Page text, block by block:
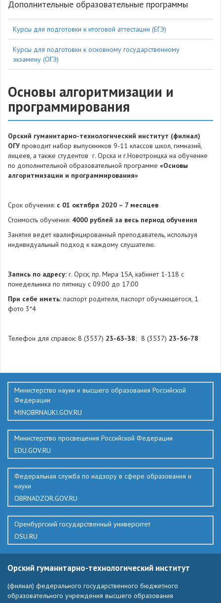
Дополнительные образовательные программы
Курсы для подготовки к итоговой аттестации (ЕГЭ)
Курсы для подготовки к основному государственному
экзамену (ОГЭ)
Основы алгоритмизации и
программирования
Орский гуманитарно-технологический институт (филиал)
ОГУ проводит набор выпускников 9-11 классов школ, гимназий,
лицеев, а также студентов г. Орска и г.Новотроицка на обучение
по дополнительной образовательной программе «Основы
алгоритмизации и программирования»
Срок обучения: с 01 октября 2020 – 7 месяцев
Стоимость обучения: 4000 рублей за весь период обучения
Занятия ведет квалифицированный преподаватель, используя
индивидуальный подход к каждому слушателю.
Запись по адресу: г. Орск, пр. Мира 15А, кабинет 1-118 с
понедельника по пятницу с 09:00 до 17:00
При себе иметь: паспорт родителя, паспорт обучающегося, 1
фото 3*4
Телефон для справок: 8 (3537) 23-63-38; 8 (3537) 23-56-78
Министерство науки и высшего образования Российской
Федерации
MINOBRNAUKI.GOV.RU
Министерство просвещения Российской Федерации
EDU.GOV.RU
Федеральная служба по надзору в сфере образования и
науки
OBRNADZOR.GOV.RU
Оренбургский государственный университет
OSU.RU
Орский гуманитарно-технологический институт
(филиал) федерального государственного бюджетного
образовательного учреждения высшего образования